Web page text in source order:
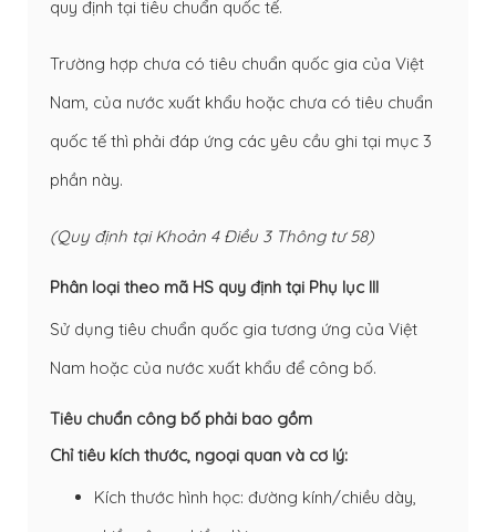
quy định tại tiêu chuẩn quốc tế.
Trường hợp chưa có tiêu chuẩn quốc gia của Việt
Nam, của nước xuất khẩu hoặc chưa có tiêu chuẩn
quốc tế thì phải đáp ứng các yêu cầu ghi tại mục 3
phần này.
(Quy định tại Khoản 4 Điều 3 Thông tư 58)
Phân loại theo mã HS quy định tại Phụ lục III
Sử dụng tiêu chuẩn quốc gia tương ứng của Việt
Nam hoặc của nước xuất khẩu để công bố.
Tiêu chuẩn công bố phải bao gồm
Chỉ tiêu kích thước, ngoại quan và cơ lý:
Kích thước hình học: đường kính/chiều dày,